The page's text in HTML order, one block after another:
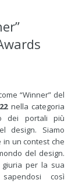
“Winner” del
nella categoria
dei portali più
design. Siamo
un contest che
del design.
per la sua
così